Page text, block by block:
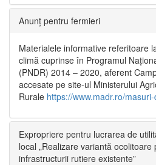
Anunț pentru fermieri
Materialele informative referitoare
climă cuprinse în Programul
(PNDR) 2014 – 2020, aferent
accesate pe site-ul Ministerului
Rurale https://www.madr.ro/
Expropriere pentru lucrarea de
local „Realizare variantă
infrastructurii rutiere existente”